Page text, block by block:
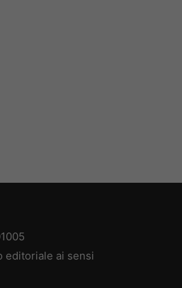
editoriale ai sensi